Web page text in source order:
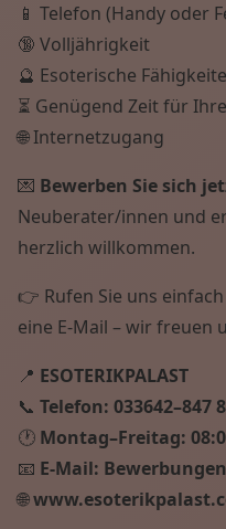
📱 Telefon (Handy oder
🔞 Volljährigkeit
🔮 Esoterische
⏳ Genügend Zeit für
🌐 Internetzugang
💌 Bewerben Sie sich
Neuberater/innen und
herzlich willkommen.
👉 Rufen Sie uns
eine E-Mail – wir freuen
📍 ESOTERIKPALAST
📞 Telefon: 033642–847
🕐 Montag–Freitag:
📧 E-Mail:
🌐